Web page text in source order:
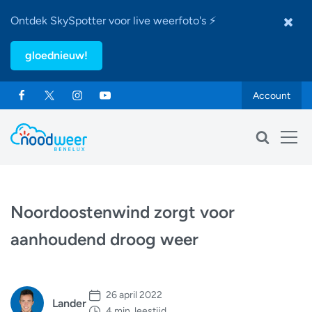
Ontdek SkySpotter voor live weerfoto's ⚡
gloednieuw!
Account
Noordoostenwind zorgt voor
aanhoudend droog weer
Lander
26 april 2022